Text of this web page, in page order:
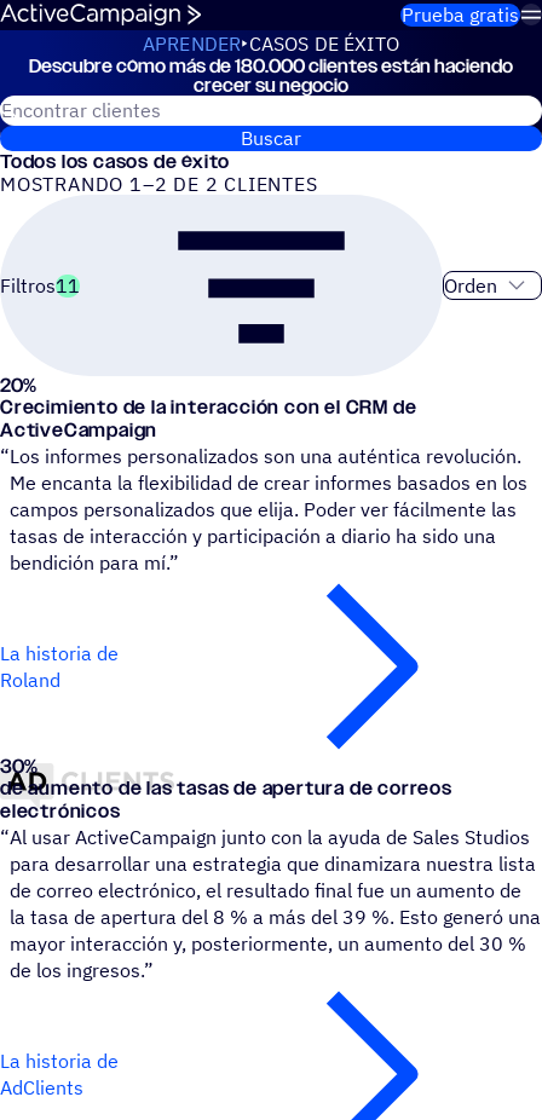
Saltar al contenido
Prueba gratis
APRENDER CASOS DE ÉXITO
Casos de éxito
Descu­bre cómo más de 180.000 clien­tes están haciendo
crecer su negocio
Buscar clientes de ActiveCampaign
Buscar
Todos los casos de éxito
MOSTRANDO 1–2 DE 2 CLIENTES
Filtros11 Orden de
Roland
20%
Crecimiento de la interacción con el CRM de
ActiveCampaign
“Los informes personalizados son una auténtica revolución.
Me encanta la flexibilidad de crear informes basados en los
campos personalizados que elija. Poder ver fácilmente las
tasas de interacción y participación a diario ha sido una
bendición para mí.”
La historia de
Roland
AdClients
30%
de aumento de las tasas de apertura de correos
electrónicos
“Al usar ActiveCampaign junto con la ayuda de Sales Studios
para desarrollar una estrategia que dinamizara nuestra lista
de correo electrónico, el resultado final fue un aumento de
la tasa de apertura del 8 % a más del 39 %. Esto generó una
mayor interacción y, posteriormente, un aumento del 30 %
de los ingresos.”
La historia de
AdClients